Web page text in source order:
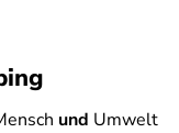
und Umwelt